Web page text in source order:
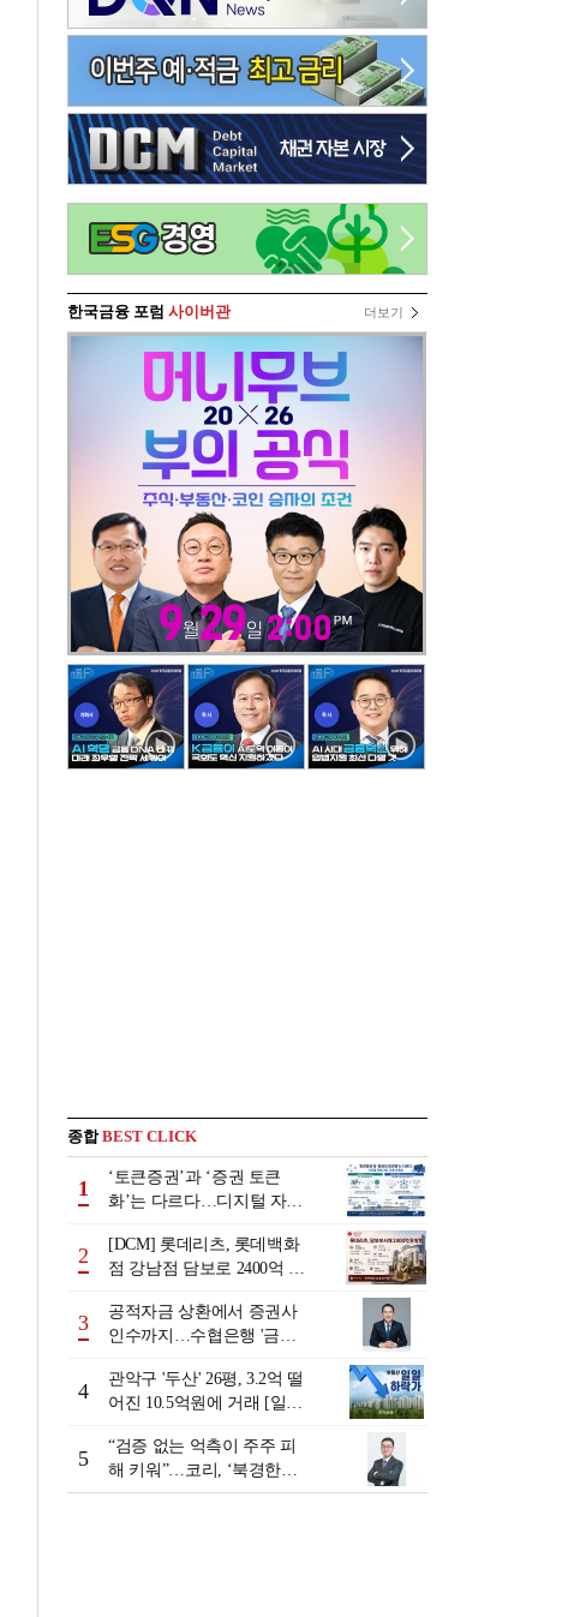
한국금융 포럼 사이버관 더보기
종합BEST CLICK
1
‘토큰증권’과 ‘증권 토큰
화’는 다르다…디지털 자본
2
[DCM] 롯데리츠, 롯데백화
점 강남점 담보로 2400억 조
3
공적자금 상환에서 증권사
인수까지…수협은행 '금융
행 금융그룹의 꿈①]
4
관악구 '두산' 26평, 3.2억 떨
어진 10.5억원에 거래 [일일
5
“검증 없는 억측이 주주 피
해 키워”…코리, ‘북경한미
미수채권 논란’ 정면 반박